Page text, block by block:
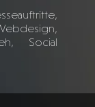
Social